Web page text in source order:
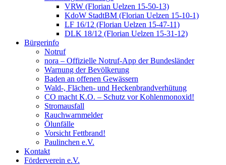
VRW (Florian Uelzen 15-50-13)
KdoW StadtBM (Florian Uelzen 15-10-1)
LF 16/12 (Florian Uelzen 15-47-11)
DLK 18/12 (Florian Uelzen 15-31-12)
Bürgerinfo
Notruf
nora – Offizielle Notruf-App der Bundesländer
Warnung der Bevölkerung
Baden an offenen Gewässern
Wald-, Flächen- und Heckenbrandverhütung
CO macht K.O. – Schutz vor Kohlenmonoxid!
Stromausfall
Rauchwarnmelder
Ölunfälle
Vorsicht Fettbrand!
Paulinchen e.V.
Kontakt
Förderverein e.V.